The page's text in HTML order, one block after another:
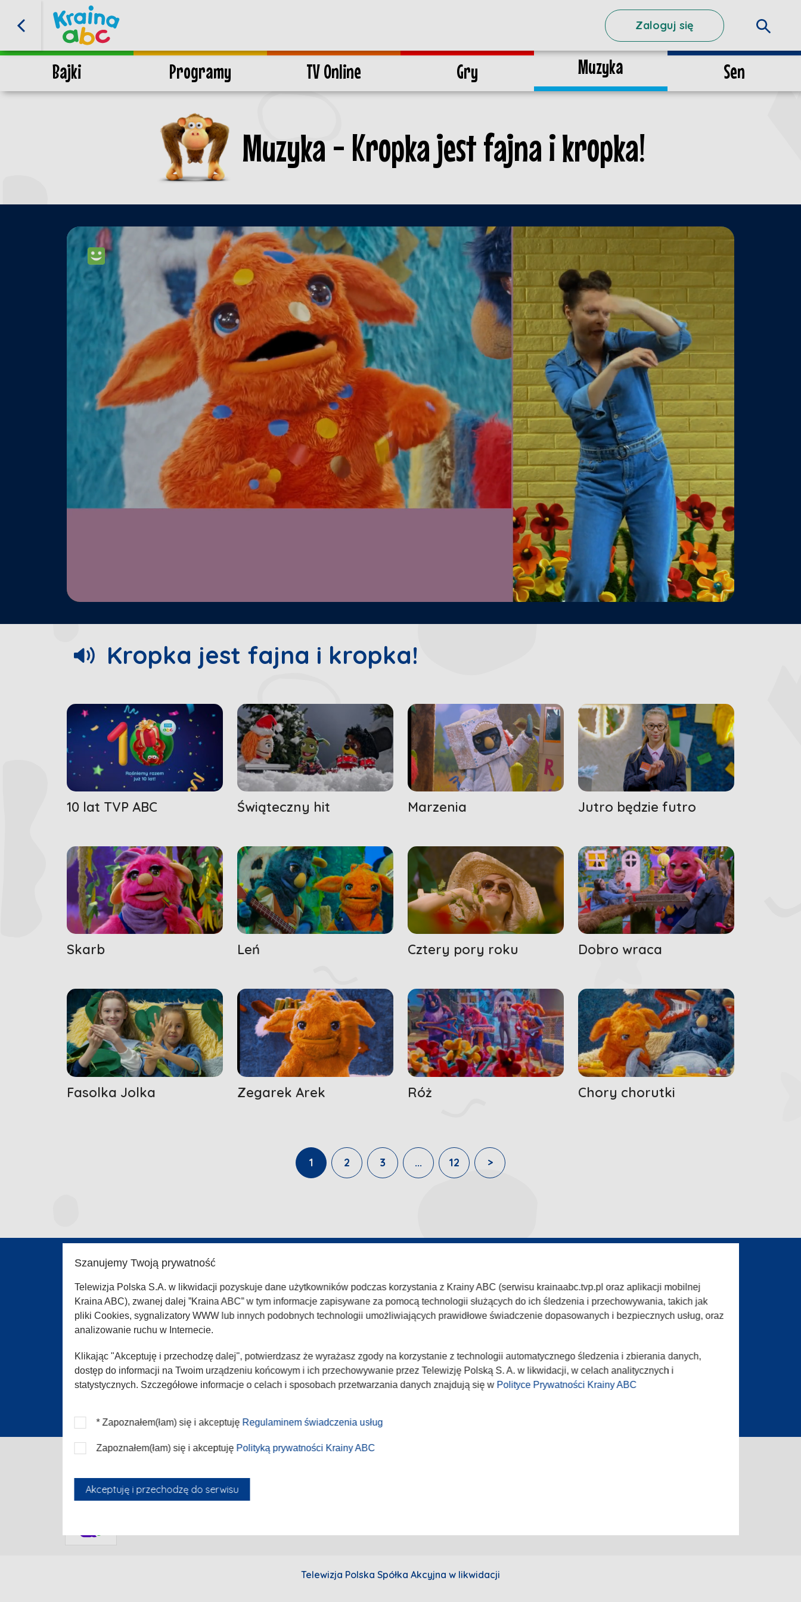
Zaloguj się
Szanujemy Twoją prywatność
Telewizja Polska S.A. w likwidacji pozyskuje dane użytkowników podczas korzystania z Krainy ABC (serwisu krainaabc.tvp.pl oraz aplikacji mobilnej
Kraina ABC), zwanej dalej ”Kraina ABC” w tym informacje zapisywane za pomocą technologii służących do ich śledzenia i przechowywania, takich jak
pliki Cookies, sygnalizatory WWW lub innych podobnych technologii umożliwiających prawidłowe świadczenie dopasowanych i bezpiecznych usług, oraz
analizowanie ruchu w Internecie.
Klikając "Akceptuję i przechodzę dalej", potwierdzasz że wyrażasz zgody na korzystanie z technologii automatycznego śledzenia i zbierania danych,
dostęp do informacji na Twoim urządzeniu końcowym i ich przechowywanie przez Telewizję Polską S. A. w likwidacji, w celach analitycznych i
statystycznych. Szczegółowe informacje o celach i sposobach przetwarzania danych znajdują się w Polityce Prywatności Krainy ABC
* Zapoznałem(łam) się i akceptuję Regulaminem świadczenia usług
Zapoznałem(łam) się i akceptuję Polityką prywatności Krainy ABC
Akceptuję i przechodzę do serwisu
Bajki Programy TV Online Gry Muzyka Sen
Muzyka - Kropka jest fajna i kropka!
Kropka jest fajna i kropka!
10 lat TVP ABC Świąteczny hit Marzenia Jutro będzie futro
Skarb Leń Cztery pory roku Dobro wraca
Fasolka Jolka Zegarek Arek Róż Chory chorutki
1 2 3 ... 12 >
Polityka prywatności
Regulamin
Pomoc
Kontakt
Abonament TVP
Rada Programowa
Ogłoszenia przetargowe
Emisja w TVP
Sklep TVP
Zgłoś program (ROPAT)
Kariera w TVP
Centrum informacji TVP
Telegazeta ogłoszenia
Serwis fotograficzny
Merchandising (znaki)
Biuro Reklamy
Telewizja Polska Spółka Akcyjna w likwidacji